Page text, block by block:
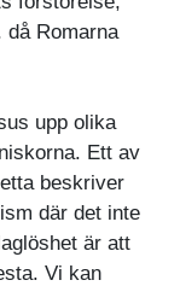
då Romarna
upp olika
Ett av
beskriver
där det inte
är att
Vi kan